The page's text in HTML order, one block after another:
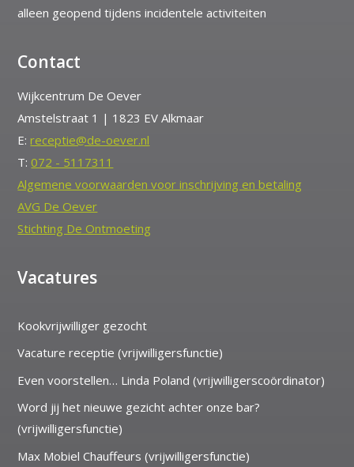
alleen geopend tijdens incidentele activiteiten
Contact
Wijkcentrum De Oever
Amstelstraat 1 | 1823 EV Alkmaar
E: receptie@de-oever.nl
T: 072 - 5117311
Algemene voorwaarden voor inschrijving en betaling
AVG De Oever
Stichting De Ontmoeting
Vacatures
Kookvrijwilliger gezocht
Vacature receptie (vrijwilligersfunctie)
Even voorstellen… Linda Poland (vrijwilligerscoördinator)
Word jij het nieuwe gezicht achter onze bar?
(vrijwilligersfunctie)
Max Mobiel Chauffeurs (vrijwilligersfunctie)